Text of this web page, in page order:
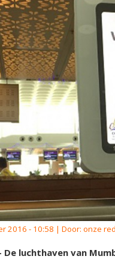
2016 - 10:58 | Door: onze
De luchthaven van